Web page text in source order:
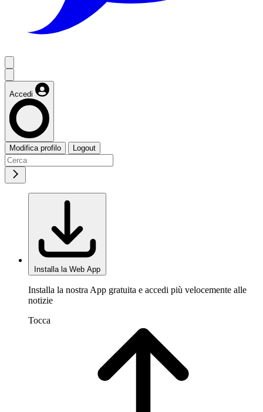
Accedi
Modifica profilo Logout
Installa la Web App
Installa la nostra App gratuita e accedi più velocemente alle
notizie
Tocca